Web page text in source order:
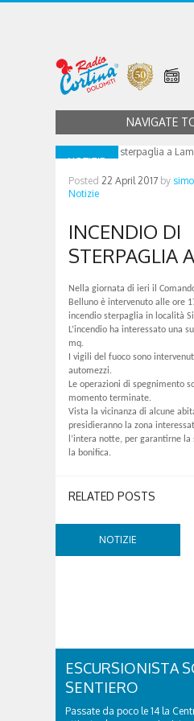
NAVIGATE
NOTIZIE
Posted 22 April 2017 by
Notizie
INCENDIO DI
STERPAGLIA
Nella giornata di ieri il
Belluno è intervenuto alle ore
incendio sterpaglia in località
L’incendio ha interessato una
mq.
I vigili del fuoco sono
automezzi.
Le operazioni di spegnimento
momento terminate.
Vista la vicinanza di alcune
presidieranno la zona
l’intera notte, per garantirne
la bonifica.
RELATED POSTS
NOTIZIE
ESCURSIONISTA
SENTIERO
Passate da poco le 14 la